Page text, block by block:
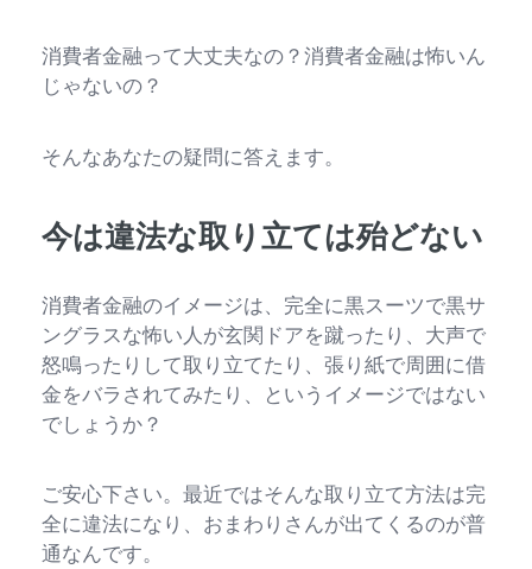
消費者金融って大丈夫なの？消費者金融は怖いん
じゃないの？
そんなあなたの疑問に答えます。
今は違法な取り立ては殆どない
消費者金融のイメージは、完全に黒スーツで黒サ
ングラスな怖い人が玄関ドアを蹴ったり、大声で
怒鳴ったりして取り立てたり、張り紙で周囲に借
金をバラされてみたり、というイメージではない
でしょうか？
ご安心下さい。最近ではそんな取り立て方法は完
全に違法になり、おまわりさんが出てくるのが普
通なんです。